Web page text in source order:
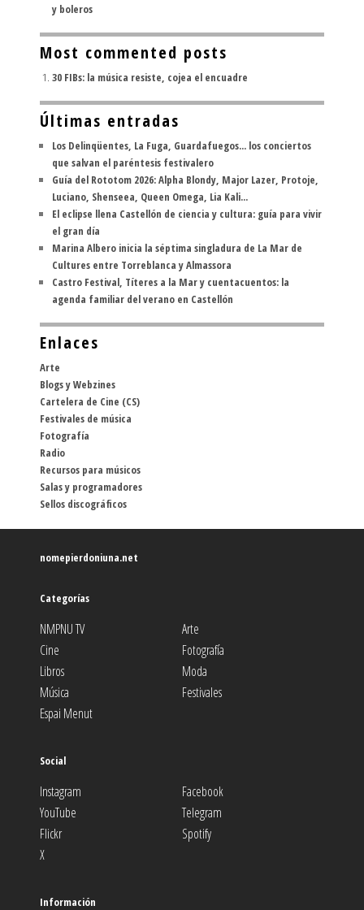
y boleros
Most commented posts
30 FIBs: la música resiste, cojea el encuadre
Últimas entradas
Los Delinqüentes, La Fuga, Guardafuegos... los conciertos
que salvan el paréntesis festivalero
Guía del Rototom 2026: Alpha Blondy, Major Lazer, Protoje,
Luciano, Shenseea, Queen Omega, Lia Kali...
El eclipse llena Castellón de ciencia y cultura: guía para vivir
el gran día
Marina Albero inicia la séptima singladura de La Mar de
Cultures entre Torreblanca y Almassora
Castro Festival, Títeres a la Mar y cuentacuentos: la
agenda familiar del verano en Castellón
Enlaces
Arte
Blogs y Webzines
Cartelera de Cine (CS)
Festivales de música
Fotografía
Radio
Recursos para músicos
Salas y programadores
Sellos discográficos
nomepierdoniuna.net
Categorías
NMPNU TV
Arte
Cine
Fotografía
Libros
Moda
Música
Festivales
Espai Menut
Social
Instagram
Facebook
YouTube
Telegram
Flickr
Spotify
X
Información